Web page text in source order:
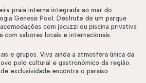
praia interna integrada ao mar do
Genesis Pool. Desfrute de um parque
com jacuzzi ou piscina privativa
com sabores locais e internacionais.
e grupos. Viva ainda a atmosfera única da
polo cultural e gastronômico da região.
exclusividade encontra o paraíso.